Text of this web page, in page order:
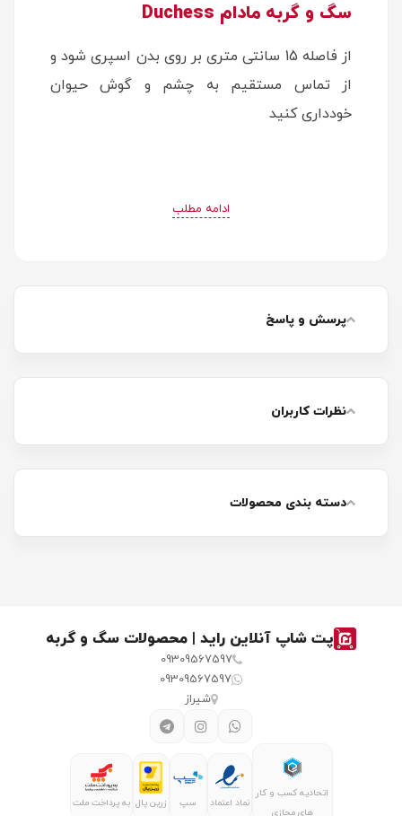
سگ و گربه مادام Duchess
از فاصله 15 سانتی متری بر روی بدن اسپری شود و
از تماس مستقیم به چشم و گوش حیوان
خودداری کنید
ادامه مطلب
پرسش و پاسخ
نظرات کاربران
دسته بندی محصولات
پت شاپ آنلاین راید | محصولات سگ و گربه
09309567597
09309567597
شیراز
اتحادیه کسب و کار
های مجازی
نماد اعتماد سپ زرین پال به پرداخت ملت